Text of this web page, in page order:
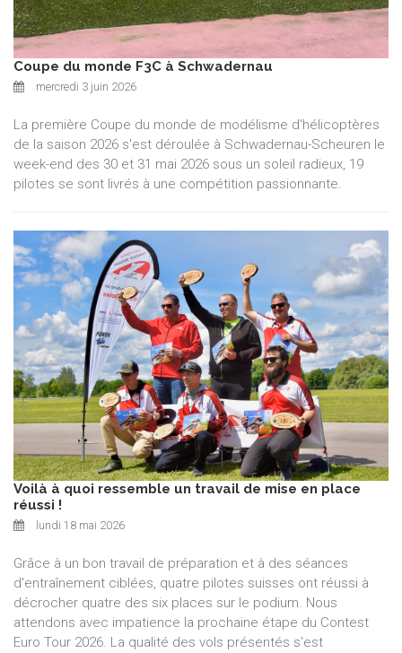
Coupe du monde F3C à Schwadernau
mercredi 3 juin 2026
La première Coupe du monde de modélisme d'hélicoptères
de la saison 2026 s'est déroulée à Schwadernau-Scheuren le
week-end des 30 et 31 mai 2026 sous un soleil radieux, 19
pilotes se sont livrés à une compétition passionnante.
Voilà à quoi ressemble un travail de mise en place
réussi !
lundi 18 mai 2026
Grâce à un bon travail de préparation et à des séances
d'entraînement ciblées, quatre pilotes suisses ont réussi à
décrocher quatre des six places sur le podium. Nous
attendons avec impatience la prochaine étape du Contest
Euro Tour 2026. La qualité des vols présentés s'est